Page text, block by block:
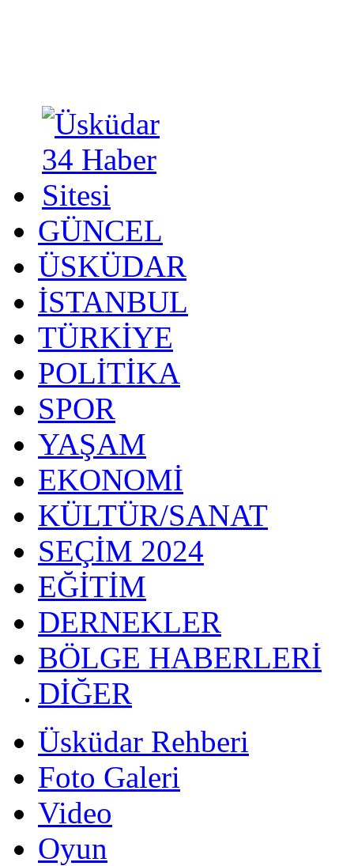
GÜNCEL
ÜSKÜDAR
İSTANBUL
TÜRKİYE
POLİTİKA
SPOR
YAŞAM
EKONOMİ
KÜLTÜR/SANAT
SEÇİM 2024
EĞİTİM
DERNEKLER
BÖLGE HABERLERİ
DİĞER
Üsküdar Rehberi
Foto Galeri
Video
Oyun